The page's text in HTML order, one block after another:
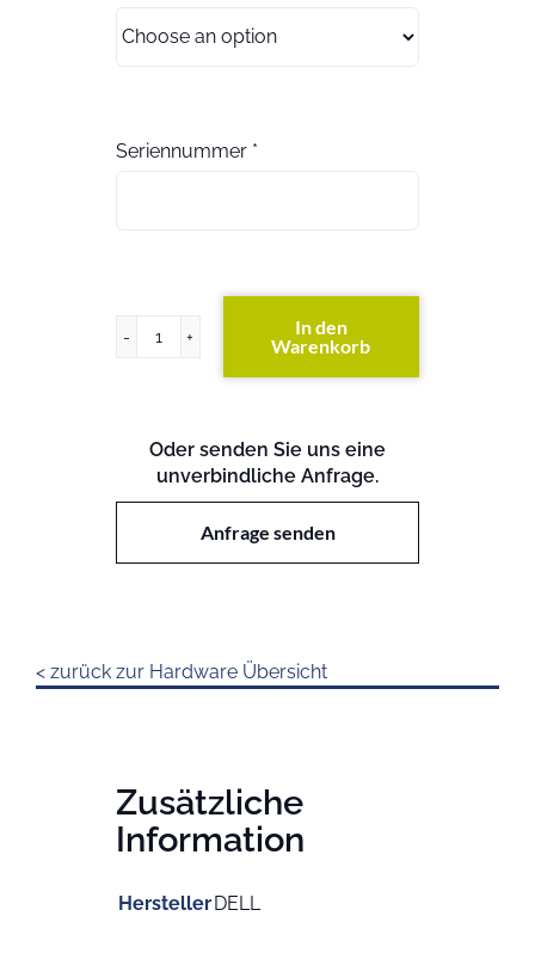
Seriennummer *
PowerEdge
In den
Warenkorb
Oder senden Sie uns eine
unverbindliche Anfrage.
Anfrage senden
< zurück zur Hardware Übersicht
Zusätzliche
Information
HerstellerDELL